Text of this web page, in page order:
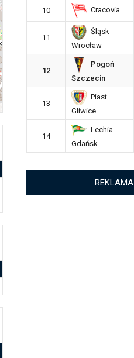
10 Cracovia
11
Śląsk
Wrocław
12
Pogoń
Szczecin
13
Piast
Gliwice
14
Lechia
Gdańsk
REKLAMA